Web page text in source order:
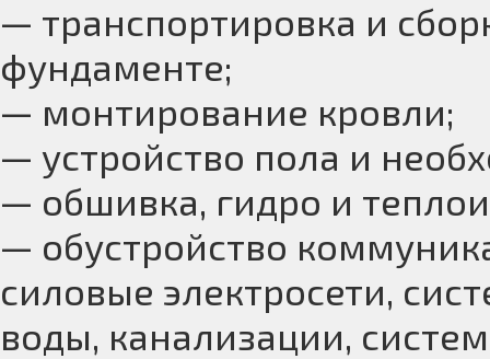
— транспортировка и
фундаменте;
— монтирование кровли;
— устройство пола и
— обшивка, гидро и
— обустройство
силовые электросети,
воды, канализации,